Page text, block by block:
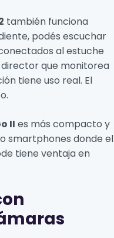
también funciona
podés escuchar
al estuche
que monitorea
tiene uso real. El
II es más compacto y
smartphones donde el
tiene ventaja en